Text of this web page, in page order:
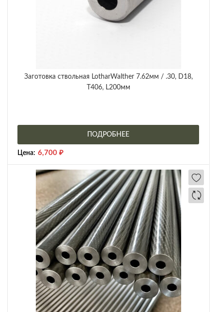
Заготовка ствольная LotharWalther 7.62мм / .30, D18,
Т406, L200мм
ПОДРОБНЕЕ
Цена: 6,700 ₽